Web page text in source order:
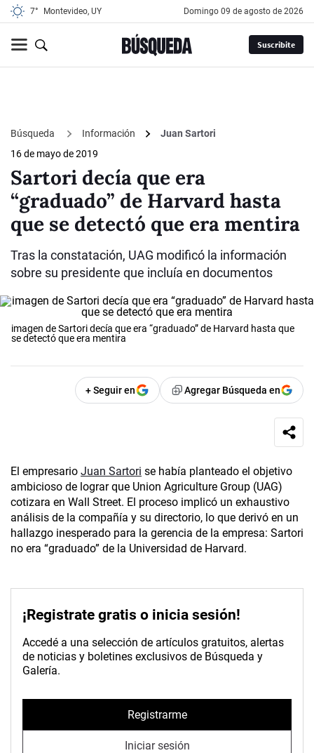
7° Montevideo, UY domingo 09 de agosto de 2026
Suscribite
Búsqueda Información
Juan Sartori
16 de mayo de 2019
Sartori decía que era
“graduado” de Harvard hasta
que se detectó que era mentira
Tras la constatación, UAG modificó la información
sobre su presidente que incluía en documentos
imagen de Sartori decía que era “graduado” de Harvard hasta que
se detectó que era mentira
+ Seguir en Agregar Búsqueda en
El empresario Juan Sartori se había planteado el objetivo
ambicioso de lograr que Union Agriculture Group (UAG)
cotizara en Wall Street. El proceso implicó un exhaustivo
análisis de la compañía y su directorio, lo que derivó en un
hallazgo inesperado para la gerencia de la empresa: Sartori
no era “graduado” de la Universidad de Harvard.
¡Registrate gratis o inicia sesión!
Accedé a una selección de artículos gratuitos, alertas
de noticias y boletines exclusivos de Búsqueda y
Galería.
Registrarme
Iniciar sesión